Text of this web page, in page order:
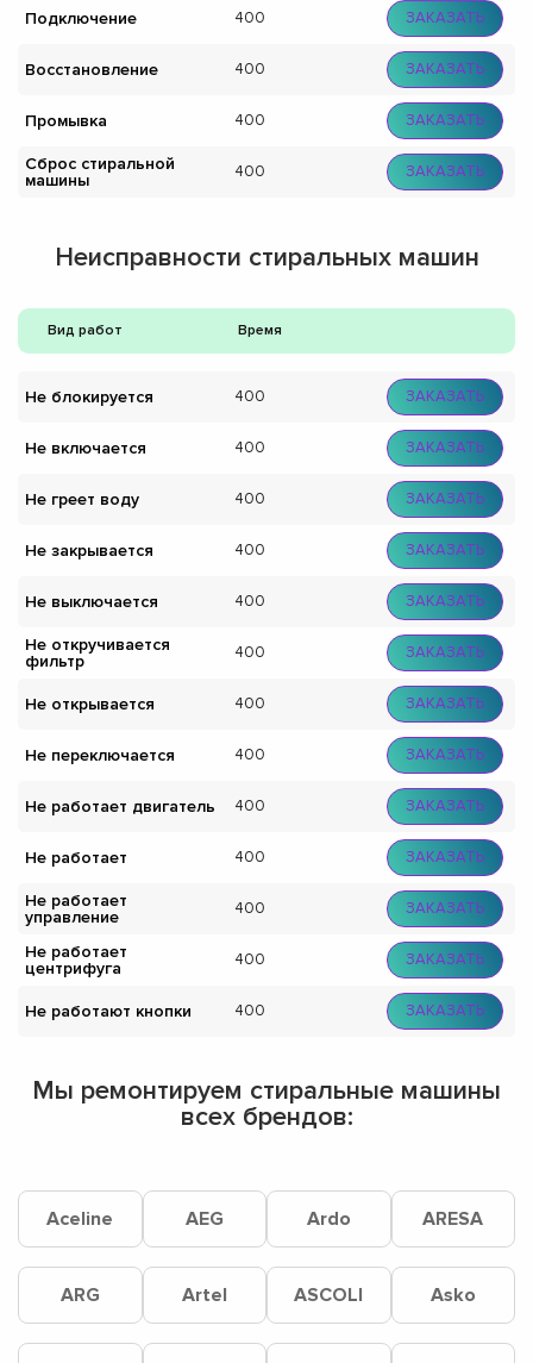
Подключение 400 ЗАКАЗАТЬ
Восстановление 400 ЗАКАЗАТЬ
Промывка 400 ЗАКАЗАТЬ
Сброс стиральной
машины
400 ЗАКАЗАТЬ
Неисправности стиральных машин
Вид работ Время
Не блокируется 400 ЗАКАЗАТЬ
Не включается 400 ЗАКАЗАТЬ
Не греет воду 400 ЗАКАЗАТЬ
Не закрывается 400 ЗАКАЗАТЬ
Не выключается 400 ЗАКАЗАТЬ
Не откручивается
фильтр
400 ЗАКАЗАТЬ
Не открывается 400 ЗАКАЗАТЬ
Не переключается 400 ЗАКАЗАТЬ
Не работает двигатель 400 ЗАКАЗАТЬ
Не работает 400 ЗАКАЗАТЬ
Не работает
управление
400 ЗАКАЗАТЬ
Не работает
центрифуга
400 ЗАКАЗАТЬ
Не работают кнопки 400 ЗАКАЗАТЬ
Мы ремонтируем стиральные машины
всех брендов:
Aceline AEG Ardo ARESA
ARG Artel ASCOLI Asko